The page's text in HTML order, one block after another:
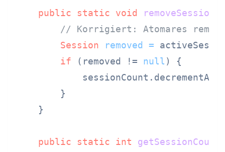
public static void removeSession
// Korrigiert: Atomares
Session
removed =
if (removed != null ) {
        }
    }
public static int getSessionCount